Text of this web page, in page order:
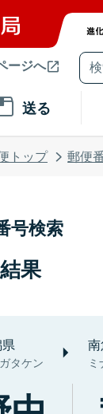
ージへ
送る
トップ 郵便
号検索
果
タケン